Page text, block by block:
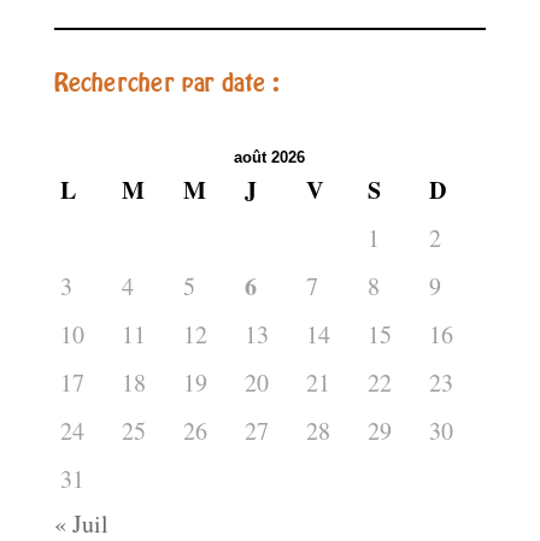
Rechercher par date :
août 2026
L M M J V S D
1
2
3
4 5 6 7 8
9
10
11 12 13 14 15
16
17
18 19 20 21 22
23
24
25 26 27 28 29
30
31
« Juil